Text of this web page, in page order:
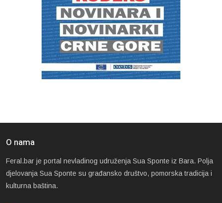
O nama
Feral.bar je portal nevladinog udruženja Sua Sponte iz Bara. Polja
djelovanja Sua Sponte su građansko društvo, pomorska tradicija i
kulturna baština.